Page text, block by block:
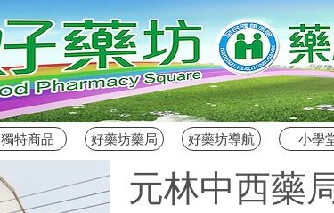
獨特商品 好藥坊藥局 好藥坊導航 小學
元林中西藥